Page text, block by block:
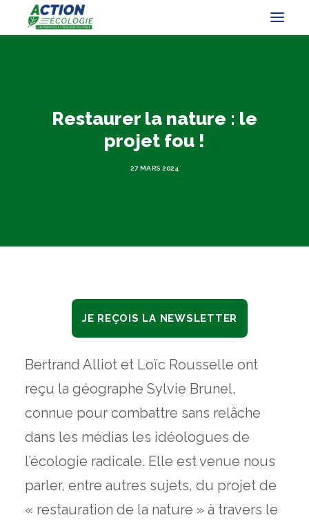
Restaurer la nature : le
projet fou !
27 MARS 2024
JE REÇOIS LA NEWSLETTER
Bertrand Alliot et Loïc Rousselle ont
reçu la géographe Sylvie Brunel,
connue pour combattre sans relâche
dans les médias les idéologues de
l’écologie radicale. Elle est venue nous
parler, entre autres sujets, du projet de
« restauration de la nature » à travers le